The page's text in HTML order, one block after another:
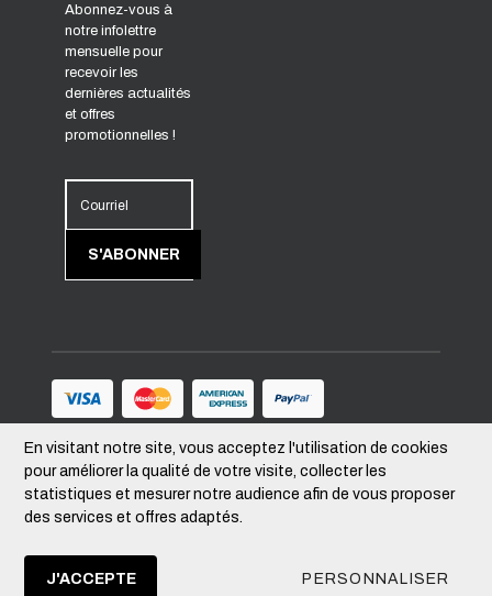
Abonnez-vous à
notre infolettre
mensuelle pour
recevoir les
dernières actualités
et offres
promotionnelles !
Courriel
S'ABONNER
Suivez-nous
© 2026 MIEUX-VIVRE.QUÉBEC Tous droits
En visitant notre site, vous acceptez l'utilisation de cookies
pour améliorer la qualité de votre visite, collecter les
statistiques et mesurer notre audience afin de vous proposer
des services et offres adaptés.
J'ACCEPTE PERSONNALISER